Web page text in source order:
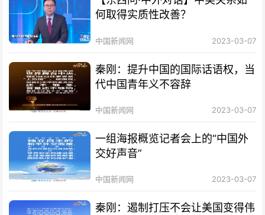
何取得实质性改善？
中国新闻网 2023-03-07
秦刚：提升中国的国际话语权，当
代中国青年义不容辞
中国新闻网 2023-03-07
一组海报概览记者会上的“中国外
交好声音”
中国新闻网 2023-03-07
秦刚：遏制打压不会让美国变得伟